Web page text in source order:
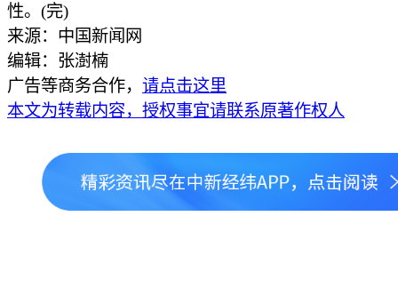
性。(完)
来源：中国新闻网
编辑：张澍楠
广告等商务合作， 请点击这里
本文为转载内容，授权事宜请联系原著作权人